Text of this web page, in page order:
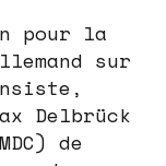
pour la
sur
Delbrück
de